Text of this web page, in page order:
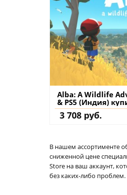
Alba: A Wildlife
& PS5 (Индия)
3 708 руб.
В нашем ассортименте
сниженной цене
Store на ваш аккаунт,
без каких-либо проблем.